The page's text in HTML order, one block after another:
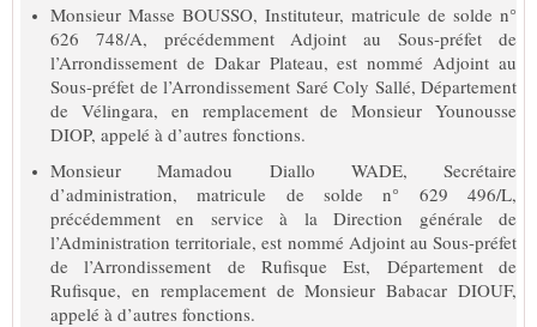
Monsieur Masse BOUSSO, Instituteur, matricule de solde n°
626 748/A, précédemment Adjoint au Sous-préfet de
l’Arrondissement de Dakar Plateau, est nommé Adjoint au
Sous-préfet de l’Arrondissement Saré Coly Sallé, Département
de Vélingara, en remplacement de Monsieur Younousse
DIOP, appelé à d’autres fonctions.
Monsieur Mamadou Diallo WADE, Secrétaire
d’administration, matricule de solde n° 629 496/L,
précédemment en service à la Direction générale de
l’Administration territoriale, est nommé Adjoint au Sous-préfet
de l’Arrondissement de Rufisque Est, Département de
Rufisque, en remplacement de Monsieur Babacar DIOUF,
appelé à d’autres fonctions.